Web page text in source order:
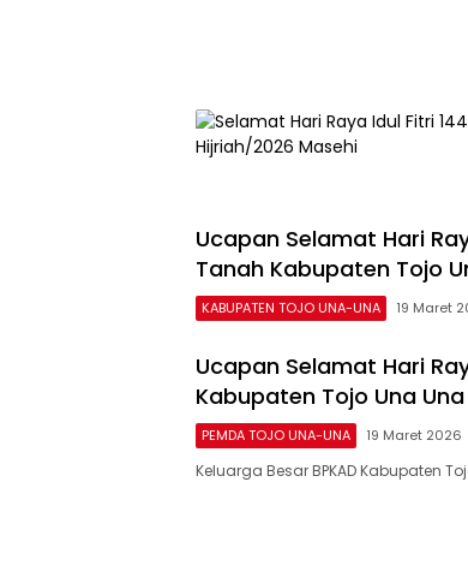
Ucapan Selamat Hari
Tanah Kabupaten Tojo
KABUPATEN TOJO UNA-UNA 19 Maret
Ucapan Selamat Hari
Kabupaten Tojo Una Una
PEMDA TOJO UNA-UNA 19 Maret 2026
Keluarga Besar BPKAD Kabupaten